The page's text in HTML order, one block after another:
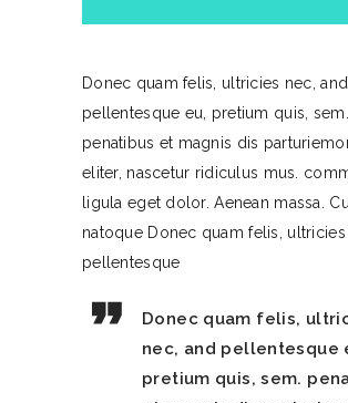
Donec quam felis, ultricies nec, and
pellentesque eu, pretium quis, sem.
penatibus et magnis dis
eliter, nascetur ridiculus mus.
ligula eget dolor. Aenean massa.
natoque Donec quam felis,
pellentesque
Donec quam felis,
nec, and pellentesque
pretium quis, sem.